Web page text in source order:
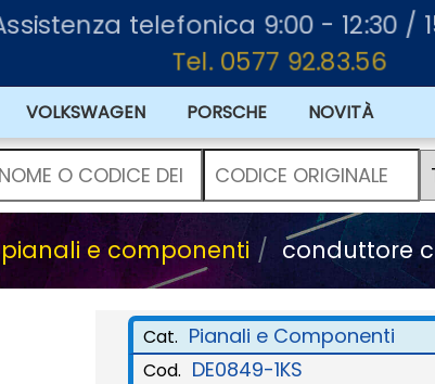
Assistenza telefonica 9:00 - 12:30 /
Tel. 0577 92.83.56
VOLKSWAGEN PORSCHE NOVITÀ
pianali e componenti conduttore
Cat. Pianali e Componenti
Cod. DE0849-1KS